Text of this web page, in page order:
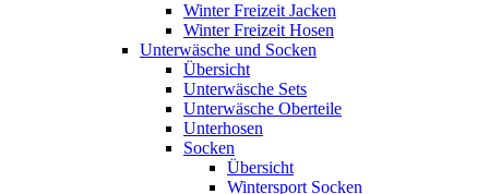
Winter Freizeit Jacken
Winter Freizeit Hosen
Unterwäsche und Socken
Übersicht
Unterwäsche Sets
Unterwäsche Oberteile
Unterhosen
Socken
Übersicht
Wintersport Socken